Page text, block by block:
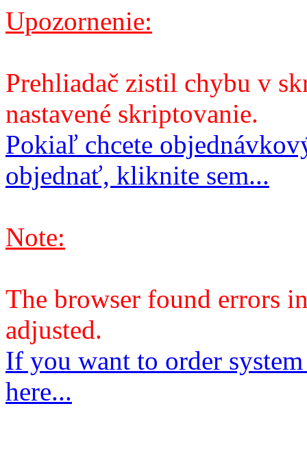
Upozornenie:
Prehliadač zistil chybu v
nastavené skriptovanie.
Pokiaľ chcete
objednať, kliknite sem...
Note:
The browser found errors
adjusted.
If you want to order
here...